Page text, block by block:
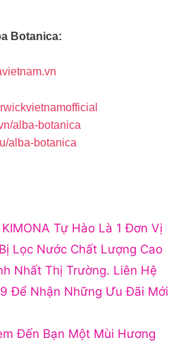
Botanica:
alba-botanica
alba-botanica
Tự Hào Là 1 Đơn Vị
Lọc Nước Chất Lượng Cao
Nhất Thị Trường. Liên Hệ
Để Nhận Những Ưu Đãi Mới
Đến Bạn Một Mùi Hương